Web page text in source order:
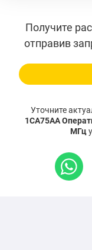
Получите
отправив
Уточните
1CA75AA
МГц